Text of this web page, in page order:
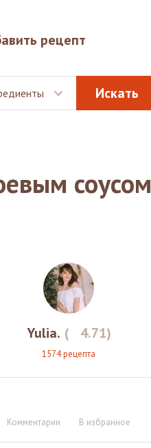
рецепт
соусом
Yulia. ( 4.71)
1574 рецепта
Комментарии В избранное